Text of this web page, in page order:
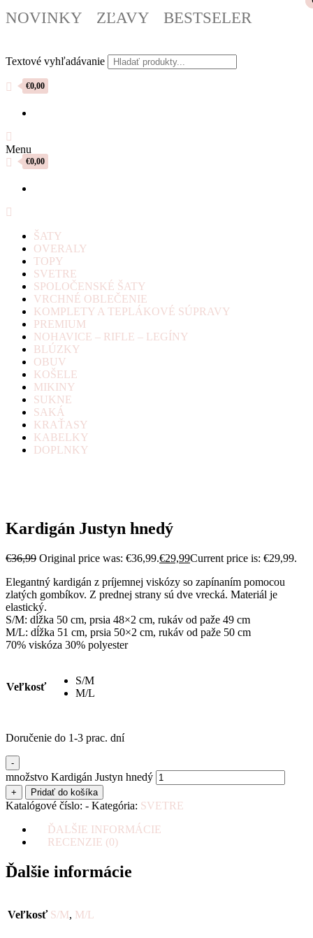
NOVINKY ZĽAVY BESTSELER
Textové vyhľadávanie
€0,00
Menu
€0,00
ŠATY
OVERALY
TOPY
SVETRE
SPOLOČENSKÉ ŠATY
VRCHNÉ OBLEČENIE
KOMPLETY A TEPLÁKOVÉ SÚPRAVY
PREMIUM
NOHAVICE – RIFLE – LEGÍNY
BLÚZKY
OBUV
KOŠELE
MIKINY
SUKNE
SAKÁ
KRAŤASY
KABELKY
DOPLNKY
Kardigán Justyn hnedý
€36,99 Original price was: €36,99.€29,99Current price is: €29,99.
Elegantný kardigán z príjemnej viskózy so zapínaním pomocou
zlatých gombíkov. Z prednej strany sú dve vrecká. Materiál je
elastický.
S/M: dĺžka 50 cm, prsia 48×2 cm, rukáv od paže 49 cm
M/L: dĺžka 51 cm, prsia 50×2 cm, rukáv od paže 50 cm
70% viskóza 30% polyester
Veľkosť
S/M
M/L
Doručenie do 1-3 prac. dní
-
množstvo Kardigán Justyn hnedý
+ Pridať do košíka
Katalógové číslo: - Kategória: SVETRE
ĎALŠIE INFORMÁCIE
RECENZIE (0)
Ďalšie informácie
Veľkosť S/M, M/L